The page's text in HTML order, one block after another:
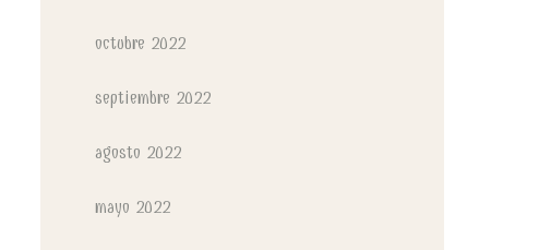
octubre 2022
septiembre 2022
agosto 2022
mayo 2022